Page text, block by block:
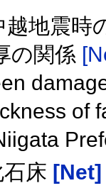
地震時
の関係
of
床 [Net]